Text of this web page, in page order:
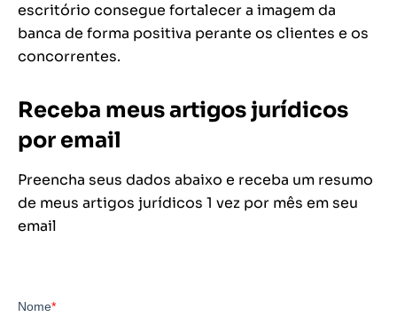
escritório consegue fortalecer a imagem da
banca de forma positiva perante os clientes e os
concorrentes.
Receba meus artigos jurídicos
por email
Preencha seus dados abaixo e receba um resumo
de meus artigos jurídicos 1 vez por mês em seu
email